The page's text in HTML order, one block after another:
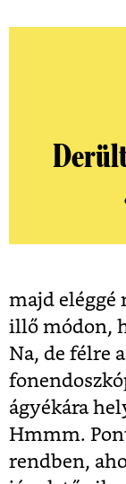
majd eléggé
illő módon,
Na, de félre
ágyékára
Hmmm.
rendben,